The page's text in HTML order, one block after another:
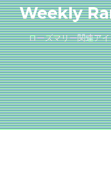
Weekly
ローズマリー関連ア